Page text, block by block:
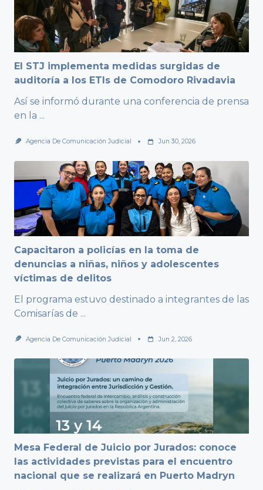
El STJ implementa medidas surgidas de
auditoría a los ETIs de Comodoro Rivadavia
Así se informó durante una conferencia de prensa
en la ...
Agencia De Comunicación Judicial Jun 30, 2026
Capacitaron a policías en la toma de
denuncias a niñas, niños y adolescentes
víctimas de delitos
El programa estuvo destinado a integrantes de las
Comisarías de ...
Agencia De Comunicación Judicial Jun 2, 2026
Mesa Federal de Juicio por Jurados: conoce
las actividades previstas para el encuentro
nacional que se realizará en Puerto Madryn